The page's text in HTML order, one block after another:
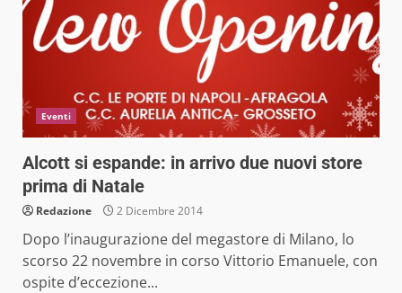
Eventi
Alcott si espande: in arrivo due nuovi store
prima di Natale
Redazione 2 Dicembre 2014
Dopo l’inaugurazione del megastore di Milano, lo
scorso 22 novembre in corso Vittorio Emanuele, con
ospite d’eccezione...